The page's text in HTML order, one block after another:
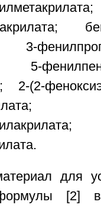
3-
5-
2-(2-
для
[2]